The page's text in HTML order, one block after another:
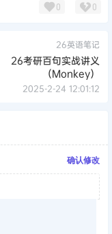
0 0
26英语笔记
26考研百句实战讲义
（Monkey）
2025-2-24 12:01:12
确认修改